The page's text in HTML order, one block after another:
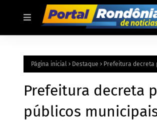
Página inicial Destaque Prefeitura decreta
Prefeitura decreta
públicos